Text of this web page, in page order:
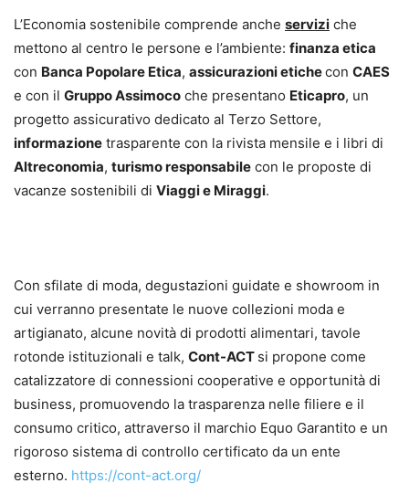
L’Economia sostenibile comprende anche servizi che
mettono al centro le persone e l’ambiente: finanza etica
con Banca Popolare Etica, assicurazioni etichecon CAES
e con il Gruppo Assimoco che presentano Eticapro, un
progetto assicurativo dedicato al Terzo Settore,
informazione trasparente con la rivista mensile e i libri di
Altreconomia, turismo responsabile con le proposte di
vacanze sostenibili di Viaggi e Miraggi.
Con sfilate di moda, degustazioni guidate e showroom in
cui verranno presentate le nuove collezioni moda e
artigianato, alcune novità di prodotti alimentari, tavole
rotonde istituzionali e talk, Cont-ACT si propone come
catalizzatore di connessioni cooperative e opportunità di
business, promuovendo la trasparenza nelle filiere e il
consumo critico, attraverso il marchio Equo Garantito e un
rigoroso sistema di controllo certificato da un ente
esterno. https://cont-act.org/